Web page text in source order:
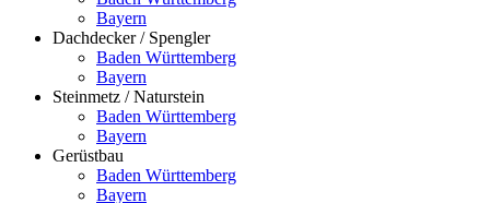
Bayern
Dachdecker / Spengler
Baden Württemberg
Bayern
Steinmetz / Naturstein
Baden Württemberg
Bayern
Gerüstbau
Baden Württemberg
Bayern